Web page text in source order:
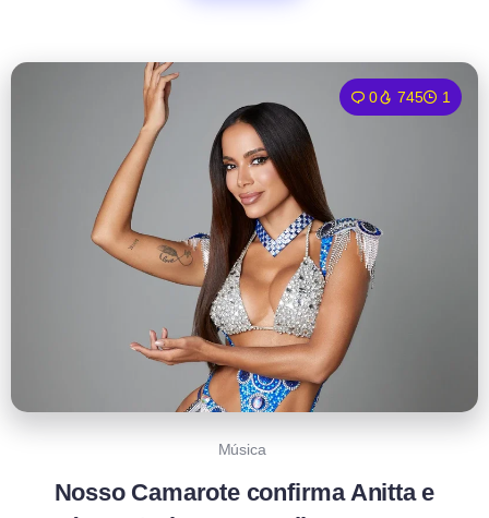
0 745 1
Música
Nosso Camarote confirma Anitta e